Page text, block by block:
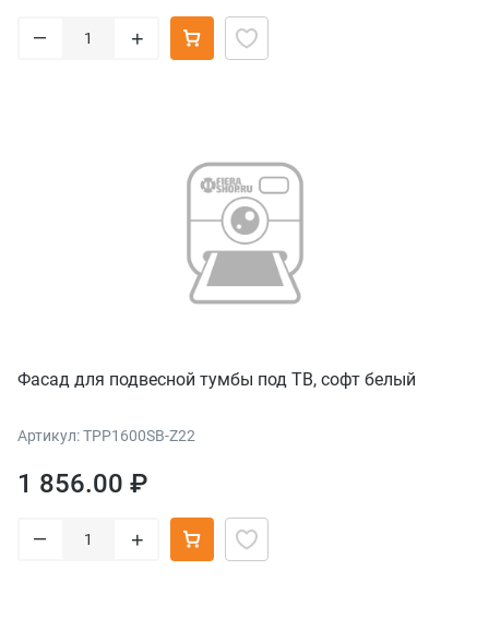
– +
Фасад для подвесной тумбы под ТВ, софт белый
Артикул: TPP1600SB-Z22
1 856.00 ₽
– +